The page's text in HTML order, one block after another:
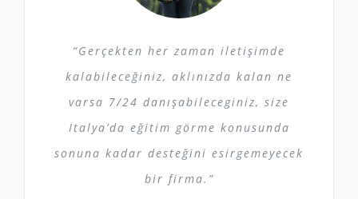
“Gerçekten her zaman iletişimde
kalabileceğiniz, aklınızda kalan ne
varsa 7/24 danışabileceginiz, size
Italya’da eğitim görme konusunda
sonuna kadar desteğini esirgemeyecek
bir firma.”